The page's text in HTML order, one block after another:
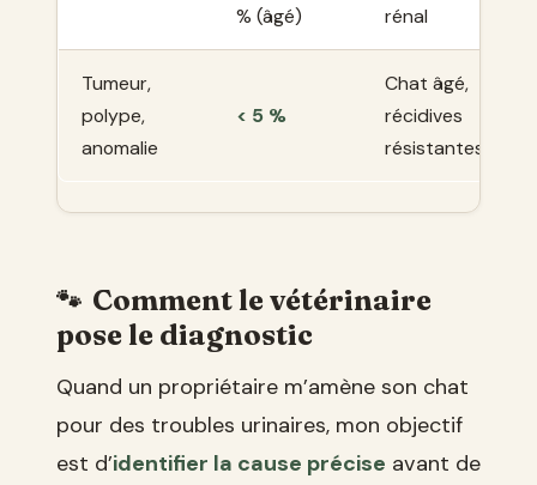
% (âgé) rénal
Tumeur,
polype,
anomalie
< 5 %
Chat âgé,
récidives
résistantes
Comment le vétérinaire
pose le diagnostic
Quand un propriétaire m’amène son chat
pour des troubles urinaires, mon objectif
est d’identifier la cause précise avant de